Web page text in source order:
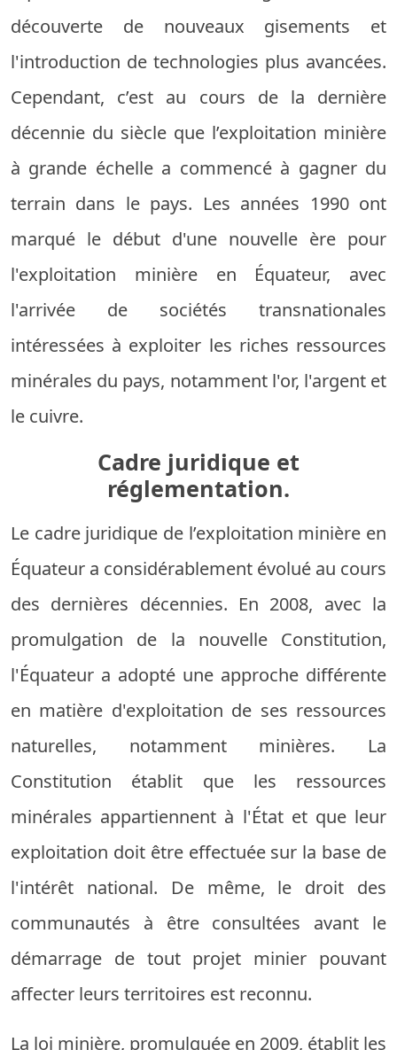
découverte de nouveaux gisements et
l'introduction de technologies plus avancées.
Cependant, c’est au cours de la dernière
décennie du siècle que l’exploitation minière
à grande échelle a commencé à gagner du
terrain dans le pays. Les années 1990 ont
marqué le début d'une nouvelle ère pour
l'exploitation minière en Équateur, avec
l'arrivée de sociétés transnationales
intéressées à exploiter les riches ressources
minérales du pays, notamment l'or, l'argent et
le cuivre.
Cadre juridique et
réglementation.
Le cadre juridique de l’exploitation minière en
Équateur a considérablement évolué au cours
des dernières décennies. En 2008, avec la
promulgation de la nouvelle Constitution,
l'Équateur a adopté une approche différente
en matière d'exploitation de ses ressources
naturelles, notamment minières. La
Constitution établit que les ressources
minérales appartiennent à l'État et que leur
exploitation doit être effectuée sur la base de
l'intérêt national. De même, le droit des
communautés à être consultées avant le
démarrage de tout projet minier pouvant
affecter leurs territoires est reconnu.
La loi minière, promulguée en 2009, établit les